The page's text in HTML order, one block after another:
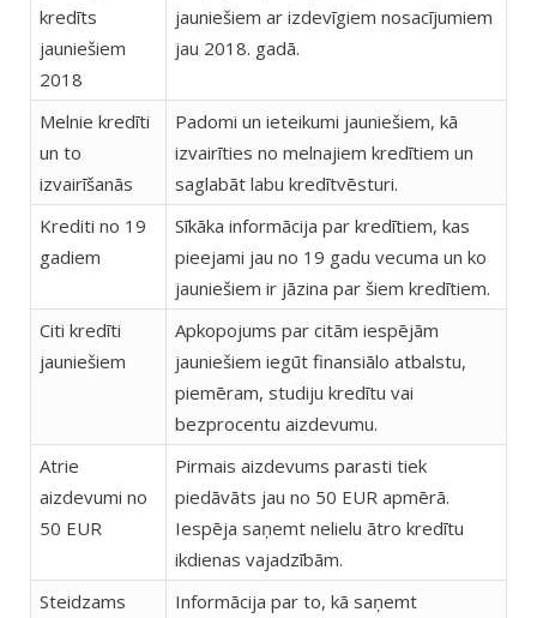
kredīts
jauniešiem
2018
jauniešiem ar izdevīgiem nosacījumiem
jau 2018. gadā.
Melnie kredīti
un to
izvairīšanās
Padomi un ieteikumi jauniešiem, kā
izvairīties no melnajiem kredītiem un
saglabāt labu kredītvēsturi.
Krediti no 19
gadiem
Sīkāka informācija par kredītiem, kas
pieejami jau no 19 gadu vecuma un ko
jauniešiem ir jāzina par šiem kredītiem.
Citi kredīti
jauniešiem
Apkopojums par citām iespējām
jauniešiem iegūt finansiālo atbalstu,
piemēram, studiju kredītu vai
bezprocentu aizdevumu.
Atrie
aizdevumi no
50 EUR
Pirmais aizdevums parasti tiek
piedāvāts jau no 50 EUR apmērā.
Iespēja saņemt nelielu ātro kredītu
ikdienas vajadzībām.
Steidzams
Informācija par to, kā saņemt